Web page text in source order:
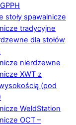
stoły spawalnicze
tradycyjne
dla stołów
nierdzewne
XWT z
(pod
WeldStation
OCT –